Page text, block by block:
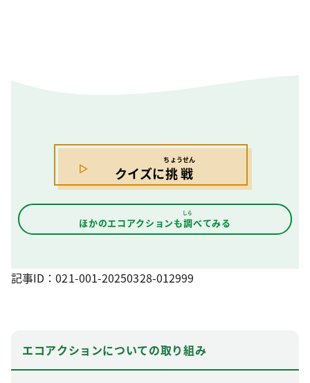
クイズに挑戦
ちょうせん
ほかのエコアクションも調
しら
べてみる
記事ID：021-001-20250328-012999
エコアクションについての取り組み